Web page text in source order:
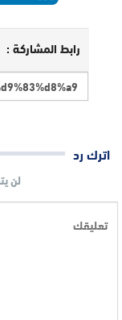
رابط المشاركة :
اترك رد
لن